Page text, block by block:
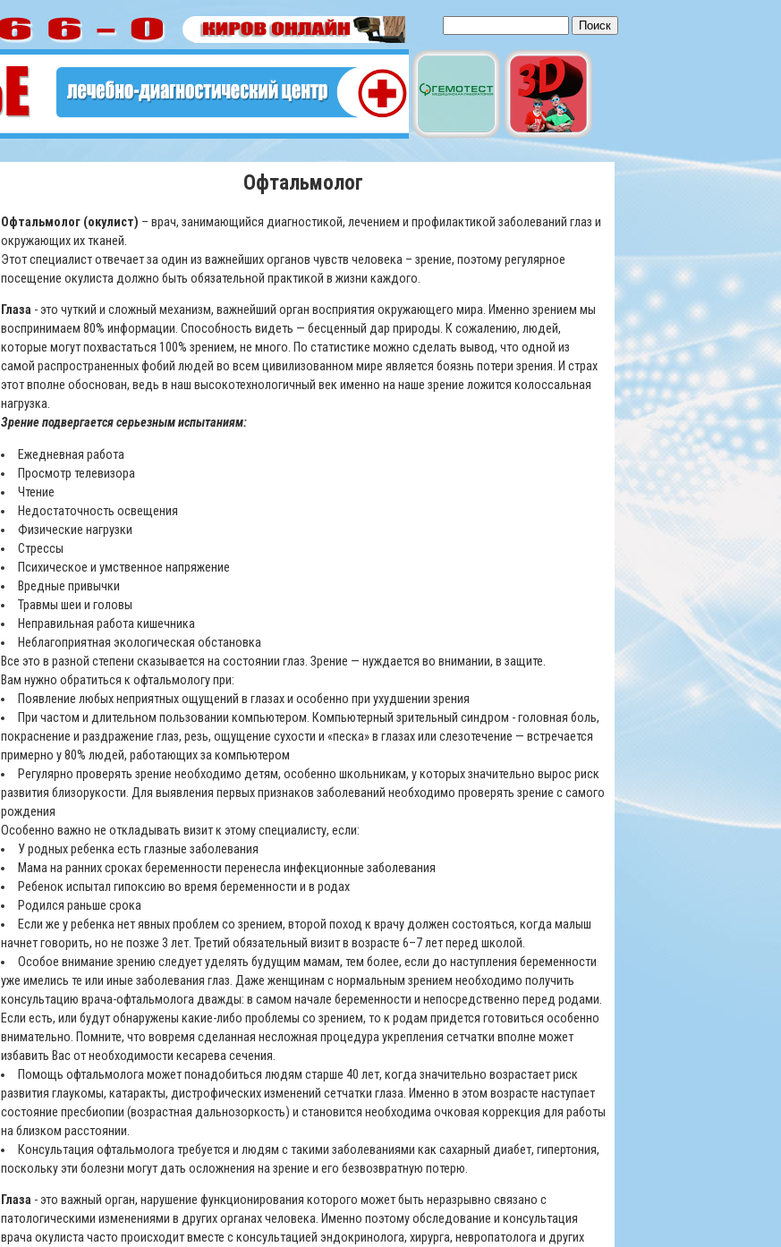
Офтальмолог
Офтальмолог (окулист) – врач, занимающийся диагностикой, лечением и профилактикой заболеваний глаз и
окружающих их тканей.
Этот специалист отвечает за один из важнейших органов чувств человека – зрение, поэтому регулярное
посещение окулиста должно быть обязательной практикой в жизни каждого.
Глаза - это чуткий и сложный механизм, важнейший орган восприятия окружающего мира. Именно зрением мы
воспринимаем 80% информации. Способность видеть — бесценный дар природы. К сожалению, людей,
которые могут похвастаться 100% зрением, не много. По статистике можно сделать вывод, что одной из
самой распространенных фобий людей во всем цивилизованном мире является боязнь потери зрения. И страх
этот вполне обоснован, ведь в наш высокотехнологичный век именно на наше зрение ложится колоссальная
нагрузка.
Зрение подвергается серьезным испытаниям:
Ежедневная работа
Просмотр телевизора
Чтение
Недостаточность освещения
Физические нагрузки
Стрессы
Психическое и умственное напряжение
Вредные привычки
Травмы шеи и головы
Неправильная работа кишечника
Неблагоприятная экологическая обстановка
Все это в разной степени сказывается на состоянии глаз. Зрение — нуждается во внимании, в защите.
Вам нужно обратиться к офтальмологу при:
Появление любых неприятных ощущений в глазах и особенно при ухудшении зрения
При частом и длительном пользовании компьютером. Компьютерный зрительный синдром - головная боль,
покраснение и раздражение глаз, резь, ощущение сухости и «песка» в глазах или слезотечение — встречается
примерно у 80% людей, работающих за компьютером
Регулярно проверять зрение необходимо детям, особенно школьникам, у которых значительно вырос риск
развития близорукости. Для выявления первых признаков заболеваний необходимо проверять зрение с самого
рождения
Особенно важно не откладывать визит к этому специалисту, если:
У родных ребенка есть глазные заболевания
Мама на ранних сроках беременности перенесла инфекционные заболевания
Ребенок испытал гипоксию во время беременности и в родах
Родился раньше срока
Если же у ребенка нет явных проблем со зрением, второй поход к врачу должен состояться, когда малыш
начнет говорить, но не позже 3 лет. Третий обязательный визит в возрасте 6–7 лет перед школой.
Особое внимание зрению следует уделять будущим мамам, тем более, если до наступления беременности
уже имелись те или иные заболевания глаз. Даже женщинам с нормальным зрением необходимо получить
консультацию врача-офтальмолога дважды: в самом начале беременности и непосредственно перед родами.
Если есть, или будут обнаружены какие-либо проблемы со зрением, то к родам придется готовиться особенно
внимательно. Помните, что вовремя сделанная несложная процедура укрепления сетчатки вполне может
избавить Вас от необходимости кесарева сечения.
Помощь офтальмолога может понадобиться людям старше 40 лет, когда значительно возрастает риск
развития глаукомы, катаракты, дистрофических изменений сетчатки глаза. Именно в этом возрасте наступает
состояние пресбиопии (возрастная дальнозоркость) и становится необходима очковая коррекция для работы
на близком расстоянии.
Консультация офтальмолога требуется и людям с такими заболеваниями как сахарный диабет, гипертония,
поскольку эти болезни могут дать осложнения на зрение и его безвозвратную потерю.
Глаза - это важный орган, нарушение функционирования которого может быть неразрывно связано с
патологическими изменениями в других органах человека. Именно поэтому обследование и консультация
врача окулиста часто происходит вместе с консультацией эндокринолога, хирурга, невропатолога и других